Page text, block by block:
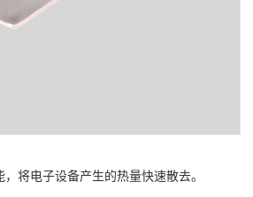
将电子设备产生的热量快速散去。